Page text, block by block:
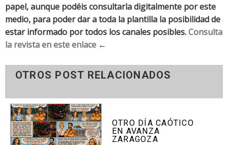
papel, aunque podéis consultarla digitalmente por este
medio, para poder dar a toda la plantilla la posibilidad de
estar informado por todos los canales posibles.Consulta
la revista en este enlace ←
OTROS POST RELACIONADOS
OTRO DÍA CAÓTICO
EN AVANZA
ZARAGOZA